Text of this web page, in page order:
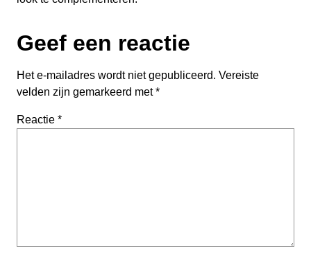
Geef een reactie
Het e-mailadres wordt niet gepubliceerd. Vereiste
velden zijn gemarkeerd met*
Reactie *